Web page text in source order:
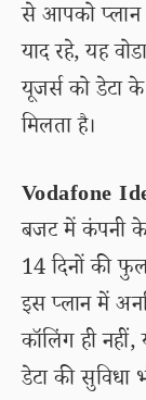
से आपको प्लान
याद रहे, यह
यूजर्स को डेटा
मिलता है।
Vodafone
बजट में कंपनी
14 दिनों की
इस प्लान में
कॉलिंग ही
डेटा की सुविधा